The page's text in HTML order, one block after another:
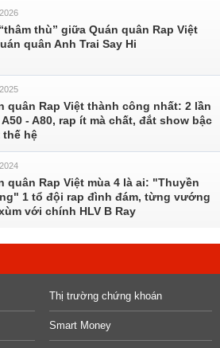
thù” giữa Quán quân Rap Việt
quân Anh Trai Say Hi
quân Rap Việt thành công nhất: 2 lần
- A80, rap ít mà chất, đắt show bậc
thế hệ
quân Rap Việt mùa 4 là ai: "Thuyền
1 tổ đội rap đình đám, từng vướng
với chính HLV B Ray
Thị trường chứng khoán
Smart Money